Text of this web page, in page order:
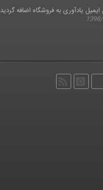
ایمیل یادآوری به فروشگاه اضافه گردید